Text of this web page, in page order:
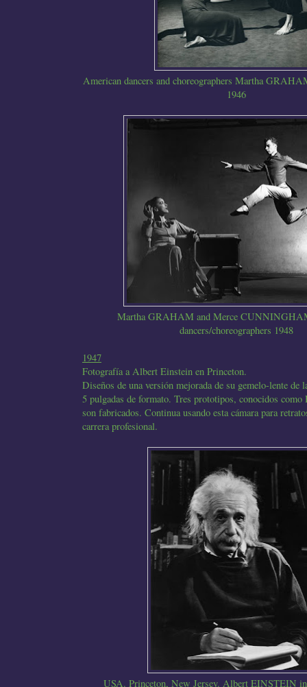
American dancers and choreographers Martha
1946
Martha GRAHAM and Merce
dancers/choreographers 1948
1947
Fotografía a Albert Einstein en Princeton.
Diseños de una versión mejorada de su gemelo-lente de
5 pulgadas de formato. Tres prototipos, conocidos
son fabricados. Continua usando esta cámara para
carrera profesional.
USA. Princeton, New Jersey. Albert EINSTEIN